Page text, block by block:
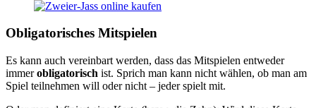
Obligatorisches Mitspielen
Es kann auch vereinbart werden, dass das Mitspielen entweder
immerobligatorisch ist. Sprich man kann nicht wählen, ob man am
Spiel teilnehmen will oder nicht – jeder spielt mit.